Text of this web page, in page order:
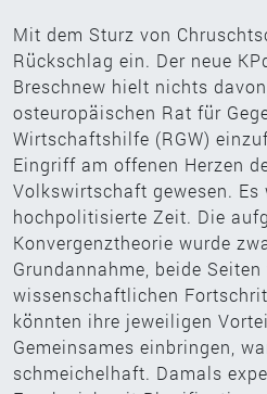
Mit dem Sturz von
Rückschlag ein. Der neue
Breschnew hielt nichts
osteuropäischen Rat für
Wirtschaftshilfe (RGW)
Eingriff am offenen Herzen
Volkswirtschaft gewesen. Es
hochpolitisierte Zeit. Die
Konvergenztheorie wurde
Grundannahme, beide
wissenschaftlichen
könnten ihre jeweiligen
Gemeinsames einbringen,
schmeichelhaft. Damals